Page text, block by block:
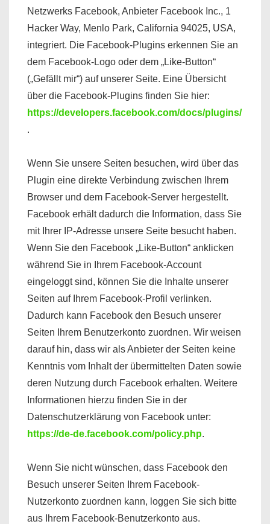
Netzwerks Facebook, Anbieter Facebook Inc., 1
Hacker Way, Menlo Park, California 94025, USA,
integriert. Die Facebook-Plugins erkennen Sie an
dem Facebook-Logo oder dem „Like-Button“
(„Gefällt mir“) auf unserer Seite. Eine Übersicht
über die Facebook-Plugins finden Sie hier:
https://developers.facebook.com/docs/plugins/
.
Wenn Sie unsere Seiten besuchen, wird über das
Plugin eine direkte Verbindung zwischen Ihrem
Browser und dem Facebook-Server hergestellt.
Facebook erhält dadurch die Information, dass Sie
mit Ihrer IP-Adresse unsere Seite besucht haben.
Wenn Sie den Facebook „Like-Button“ anklicken
während Sie in Ihrem Facebook-Account
eingeloggt sind, können Sie die Inhalte unserer
Seiten auf Ihrem Facebook-Profil verlinken.
Dadurch kann Facebook den Besuch unserer
Seiten Ihrem Benutzerkonto zuordnen. Wir weisen
darauf hin, dass wir als Anbieter der Seiten keine
Kenntnis vom Inhalt der übermittelten Daten sowie
deren Nutzung durch Facebook erhalten. Weitere
Informationen hierzu finden Sie in der
Datenschutzerklärung von Facebook unter:
https://de-de.facebook.com/policy.php.
Wenn Sie nicht wünschen, dass Facebook den
Besuch unserer Seiten Ihrem Facebook-
Nutzerkonto zuordnen kann, loggen Sie sich bitte
aus Ihrem Facebook-Benutzerkonto aus.